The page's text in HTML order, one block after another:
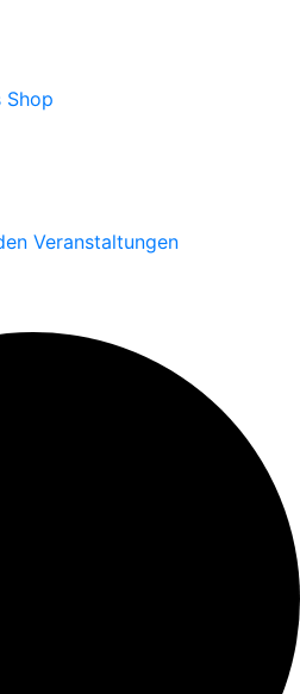
Shop
Veranstaltungen